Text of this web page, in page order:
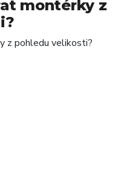
montérky z